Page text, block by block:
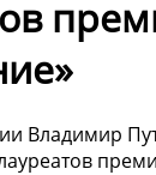
Владимир